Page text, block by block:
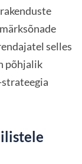
selles
põhjalik